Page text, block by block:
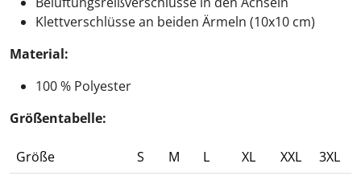
Klettverschlüsse an beiden Ärmeln (10x10 cm)
Material:
100 % Polyester
Größentabelle:
Größe S M L XL XXL
3XL